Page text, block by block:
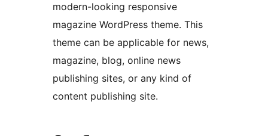
modern-looking responsive
magazine WordPress theme. This
theme can be applicable for news,
magazine, blog, online news
publishing sites, or any kind of
content publishing site.